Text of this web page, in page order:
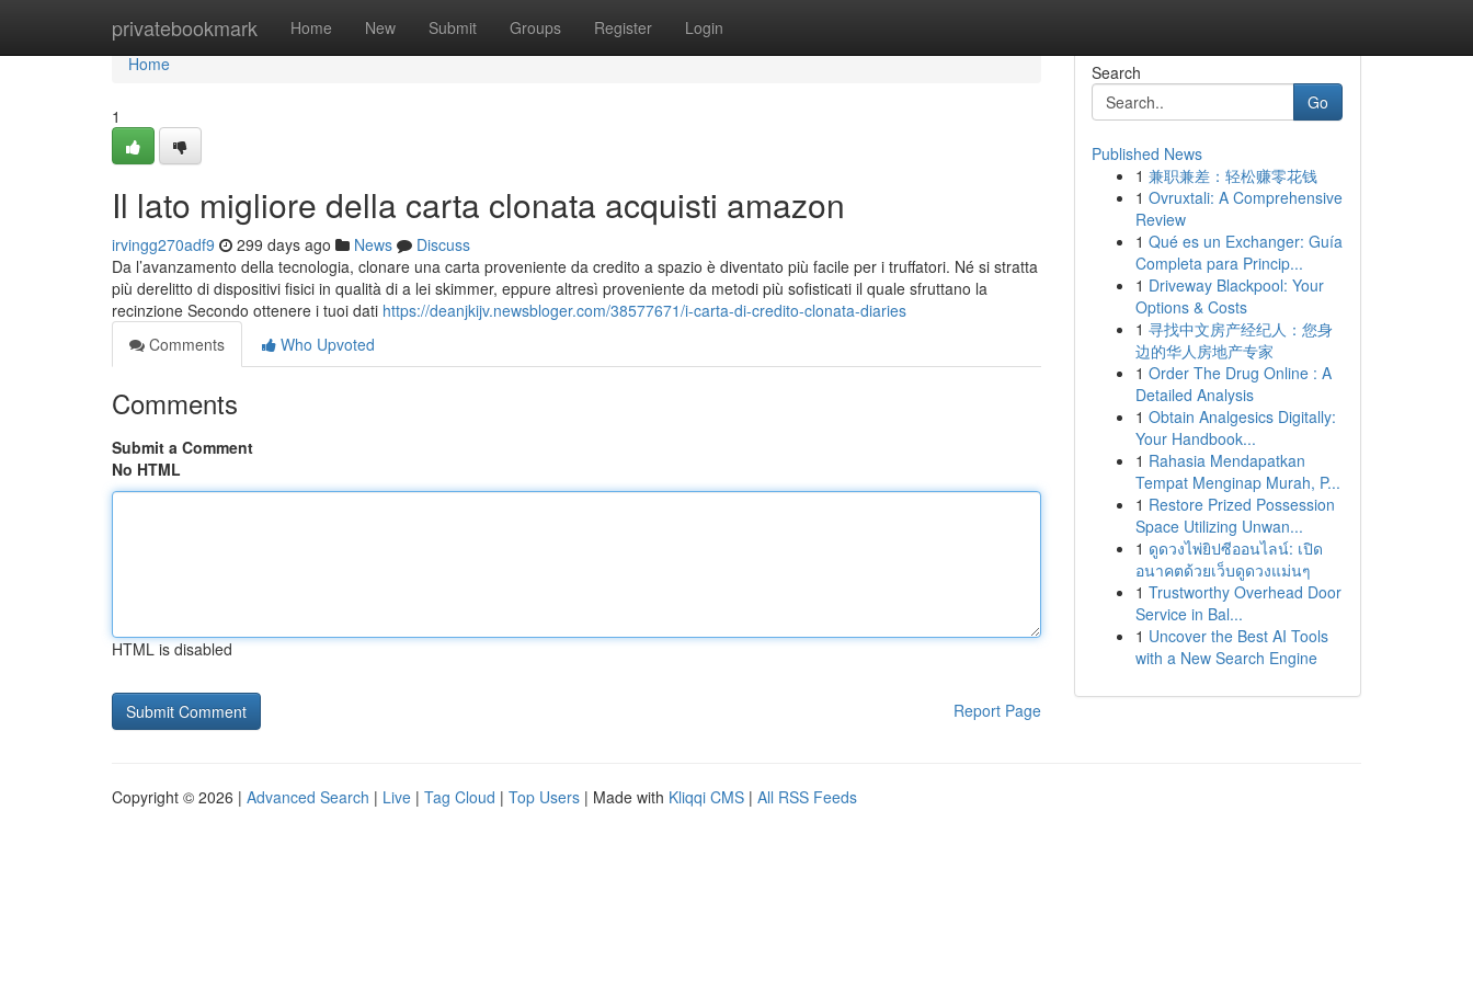
privatebookmark Home New Submit Groups Register Login
Home
Home
1
Il lato migliore della carta clonata acquisti amazon
irvingg270adf9 299 days ago News
Discuss
Da l’avanzamento della tecnologia, clonare una carta proveniente da credito a spazio è diventato più facile per i truffatori. Né si stratta
più derelitto di dispositivi fisici in qualità di a lei skimmer, eppure altresì proveniente da metodi più sofisticati il quale sfruttano la
recinzione Secondo ottenere i tuoi dati https://deanjkijv.newsbloger.com/38577671/i-carta-di-credito-clonata-diaries
Comments
Who Upvoted
Comments
Submit a Comment
No HTML
HTML is disabled
Report Page
Search
Go
Published News
1 兼职兼差：轻松赚零花钱
1 Ovruxtali: A Comprehensive
Review
1 Qué es un Exchanger: Guía
Completa para Princip...
1 Driveway Blackpool: Your
Options & Costs
1 寻找中文房产经纪人：您身
边的华人房地产专家
1 Order The Drug Online : A
Detailed Analysis
1 Obtain Analgesics Digitally:
Your Handbook...
1 Rahasia Mendapatkan
Tempat Menginap Murah, P...
1 Restore Prized Possession
Space Utilizing Unwan...
1 ดูดวงไพ่ยิปซีออนไลน์: เปิด
อนาคตด้วยเว็บดูดวงแม่นๆ
1 Trustworthy Overhead Door
Service in Bal...
1 Uncover the Best AI Tools
with a New Search Engine
Copyright © 2026 | Advanced Search | Live | Tag Cloud | Top Users | Made with Kliqqi CMS | All RSS Feeds